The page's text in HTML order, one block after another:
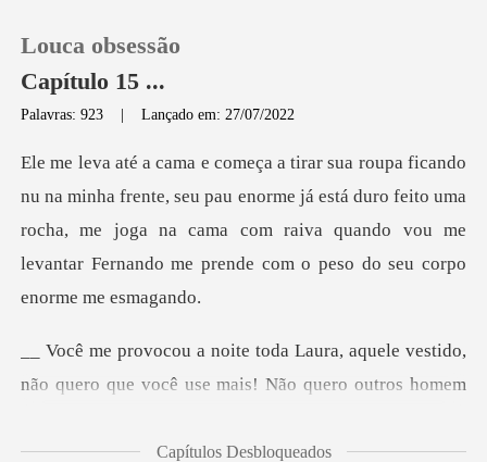
0
Sair
Louca obsessão
Capítulo 15 ...
Palavras: 923 |Lançado em: 27/07/2022
seu pau enorme já está duro feito uma
rocha, me joga na cama com raiva quando
a, aquele vestido,
não quero que você
Capítulos Desbloqueados